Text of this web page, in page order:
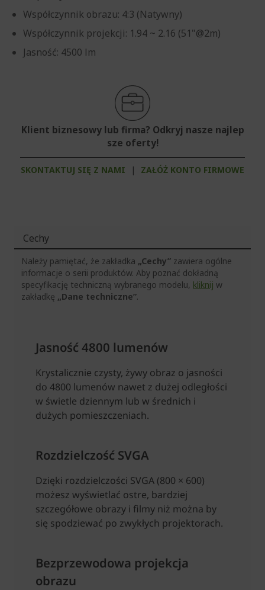
Współczynnik obrazu: 4:3 (Natywny)
Współczynnik projekcji: 1.94 ~ 2.16 (51"@2m)
Jasność: 4500 lm
Klient biznesowy lub firma? Odkryj nasze najlep
sze oferty!
SKONTAKTUJ SIĘ Z NAMI | ZAŁÓŻ KONTO FIRMOWE
Cechy
Należy pamiętać, że zakładka „Cechy” zawiera ogólne
informacje o serii produktów. Aby poznać dokładną
specyfikację techniczną wybranego modelu, kliknij w
zakładkę „Dane techniczne”.